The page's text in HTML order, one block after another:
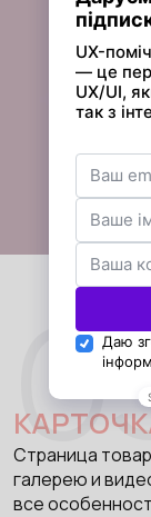
Страница
галерею и
все